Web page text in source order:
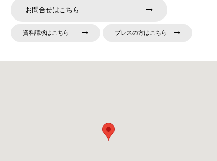
お問合せはこちら
資料請求はこちら プレスの方はこちら